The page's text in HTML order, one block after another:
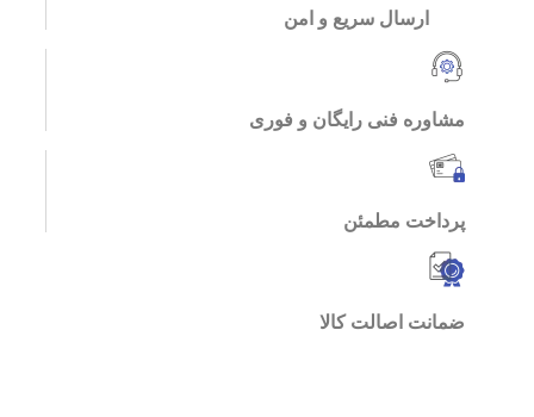
ارسال سریع و امن
مشاوره فنی رایگان و فوری
پرداخت مطمئن
ضمانت اصالت کالا